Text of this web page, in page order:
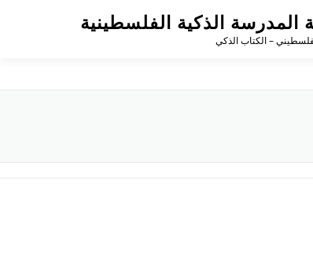
المدرسة الذكية الفلسطينية
– الكتاب الذكي